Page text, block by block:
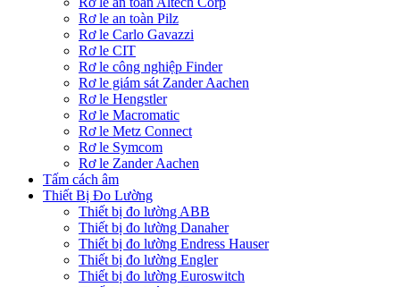
Rơ le an toàn Pilz
Rơ le Carlo Gavazzi
Rơ le CIT
Rơ le công nghiệp Finder
Rơ le giám sát Zander Aachen
Rơ le Hengstler
Rơ le Macromatic
Rơ le Metz Connect
Rơ le Symcom
Rơ le Zander Aachen
Tấm cách âm
Thiết Bị Đo Lường
Thiết bị đo lường ABB
Thiết bị đo lường Danaher
Thiết bị đo lường Endress Hauser
Thiết bị đo lường Engler
Thiết bị đo lường Euroswitch